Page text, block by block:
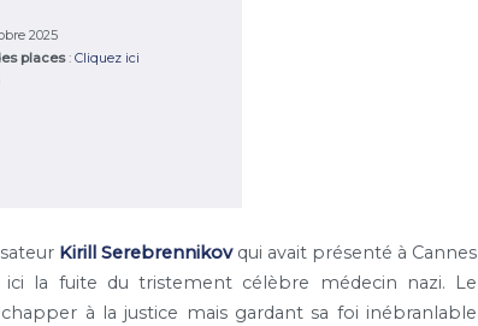
2025
places: Cliquez ici
Kirill Serebrennikovqui avait présenté à Cannes
la fuite du tristement célèbre médecin nazi. Le
à la justice mais gardant sa foi inébranlable